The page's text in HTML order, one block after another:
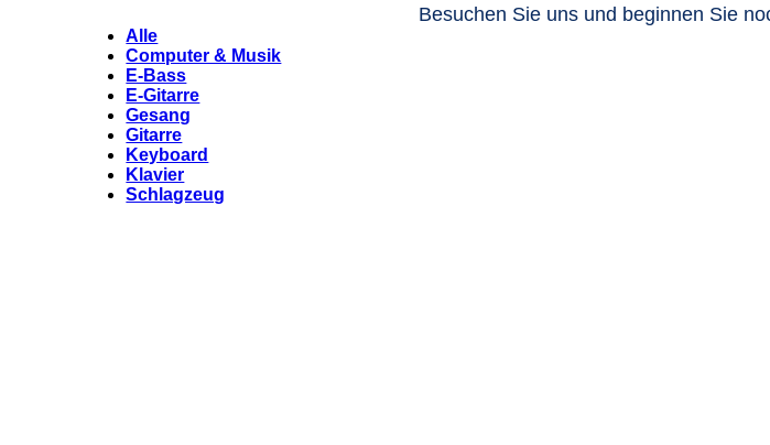
Besuchen Sie uns und beginnen Sie
Alle
Computer & Musik
E-Bass
E-Gitarre
Gesang
Gitarre
Keyboard
Klavier
Schlagzeug